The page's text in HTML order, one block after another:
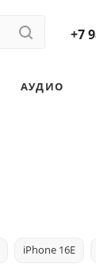
+7
АУДИО
iPhone 16E